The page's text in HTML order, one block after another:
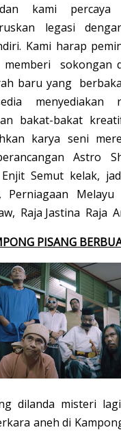
kami percaya
legasi
Kami harap
sokongan
baru yang
menyediakan
bakat-bakat
karya seni
Astro
Semut kelak,
Perniagaan
Raja Jastina Raja
PISANG
dilanda misteri
aneh di